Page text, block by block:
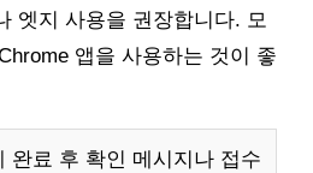
엣지 사용을 권장합니다. 모
앱을 사용하는 것이 좋
완료 후 확인 메시지나 접수